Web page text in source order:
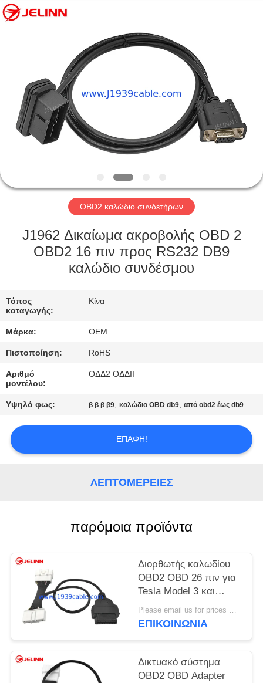
ΠΡΟΪΌΝΤΑ
ΠΕΡΊΠΟΥ
ΓΎΡΟΣ
ΕΡΓΟΣΤΑΣΊΩΝ
ΠΟΙΟΤΙΚΌΣ
ΈΛΕΓΧΟΣ
ΜΑΣ
ΕΛΆΤΕ
ΕΠΑΦΉ
ΜΕ
ΈΝΑ
ΑΠΌΣΠΑΣΜΑ
PRIVACY
POLICY
Co.,
Ltd..
All
OBD2 καλώδιο συνδετήρων
J1962 Δικαίωμα ακροβολής OBD 2
OBD2 16 πιν προς RS232 DB9
καλώδιο συνδέσμου
Τόπος
καταγωγής:
Κίνα
Μάρκα: OEM
Πιστοποίηση: RoHS
Αριθμό
μοντέλου:
ΟΔΔ2 ΟΔΔII
Υψηλό φως: β β β β9,καλώδιο OBD db9,από obd2 έως db9
ΕΠΑΦΉ!
ΛΕΠΤΟΜΈΡΕΙΕΣ
παρόμοια προϊόντα
Διορθωτής καλωδίου
OBD2 OBD 26 πιν για
Tesla Model 3 και
Model Y Έτος 2019-
2023
Please email us for prices MOQ:100 τεμάχια
ΕΠΙΚΟΙΝΩΝΊΑ
Δικτυακό σύστημα
OBD2 OBD Adapter